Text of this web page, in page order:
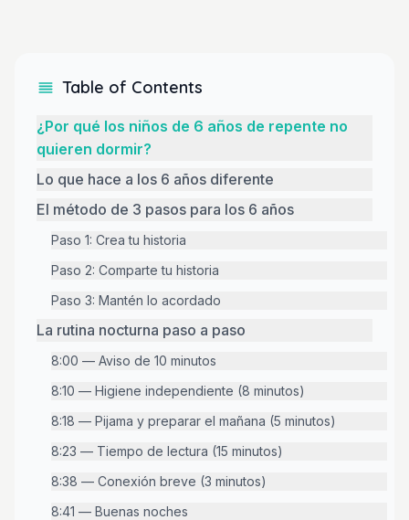
Table of Contents
¿Por qué los niños de 6 años de repente no
quieren dormir?
Lo que hace a los 6 años diferente
El método de 3 pasos para los 6 años
Paso 1: Crea tu historia
Paso 2: Comparte tu historia
Paso 3: Mantén lo acordado
La rutina nocturna paso a paso
8:00 — Aviso de 10 minutos
8:10 — Higiene independiente (8 minutos)
8:18 — Pijama y preparar el mañana (5 minutos)
8:23 — Tiempo de lectura (15 minutos)
8:38 — Conexión breve (3 minutos)
8:41 — Buenas noches